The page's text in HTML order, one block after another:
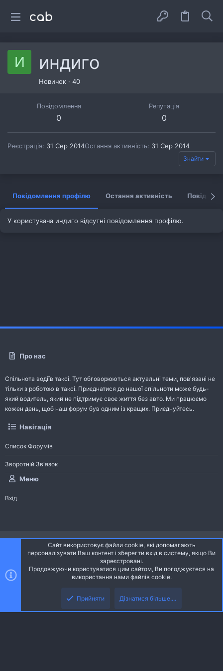
И индиго
Новичок · 40
Повідомлення
0
Репутація
0
Реєстрація 31 Сер 2014Остання активність 31 Сер 2014
Знайти
Повідомлення профілю Остання активність
У користувача индиго відсутні повідомлення профілю.
Про нас
Спільнота водіїв таксі. Тут обговорюються актуальні теми, пов'язані не
тільки з роботою в таксі. Приєднатися до нашої спільноти може будь-
який водитель, який не підтримує своє життя без авто. Ми працюємо
кожен день, щоб наш форум був одним із кращих. Приєднуйтесь.
Навігація
Список Форумів
Зворотній Зв'язок
Меню
Вхід
Ніч
Українська (UA)
S
Community platform by XenForo® © 2010-2026 XenForo Ltd.
Community platform by XenForo © 2010-2022 XenForo Ltd. | dev: Pages
Сайт використовує файли cookie, які допомагають
персоналізувати Ваш контент і зберегти вхід в систему, якщо Ви
зареєстровані.
Продовжуючи користуватися цим сайтом, Ви погоджуєтеся на
використання нами файлів cookie.
Прийняти Дізнатися більше....